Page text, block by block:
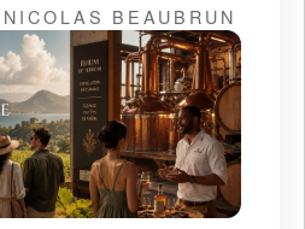
BEAUBRUN